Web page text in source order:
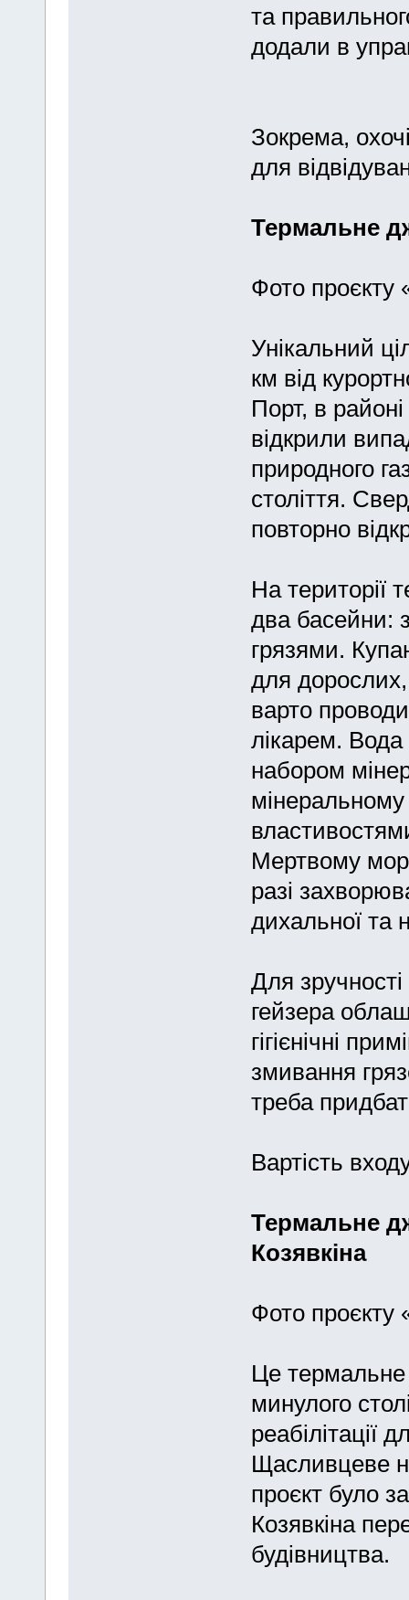
та
додали в
Зокрема,
для
Термальне
Фото проєкту
Унікальний
км від
Порт, в
відкрили
природного
століття.
повторно
На території
два басейни:
грязями.
для дорослих,
варто
лікарем.
набором
Мертвому
разі
дихальної та
Для зручності
гейзера
гігієнічні
змивання
треба
Вартість
Термальне
Козявкіна
Фото проєкту
Це термальне
минулого
реабілітації
Щасливцеве
проєкт було
Козявкіна
будівництва.